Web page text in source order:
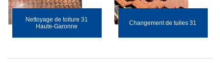
Nettoyage de toiture 31
Haute-Garonne
Changement de tuiles 31